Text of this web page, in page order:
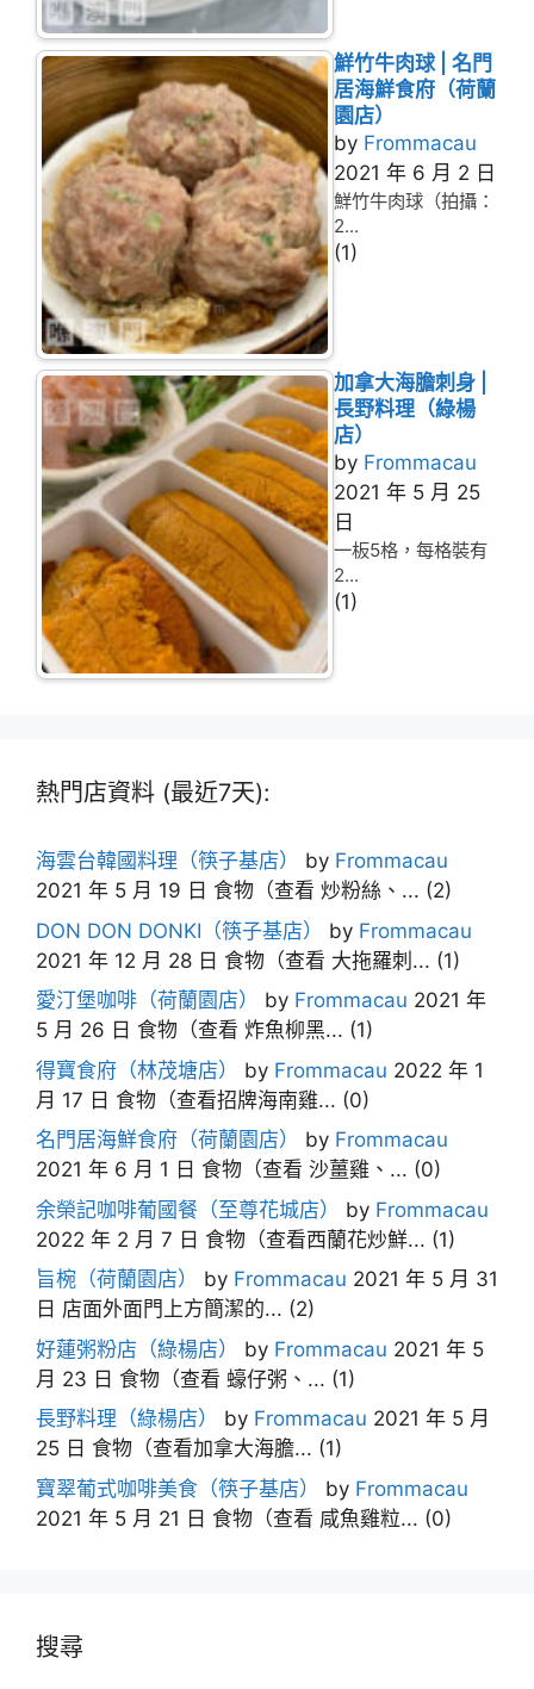
鮮竹牛肉球 | 名門
居海鮮食府（荷蘭
園店）
by Frommacau
2021 年 6 月 2 日
鮮竹牛肉球（拍攝：
2...
(1)
加拿大海膽刺身 |
長野料理（綠楊
店）
by Frommacau
2021 年 5 月 25
日
一板5格，每格裝有
2...
(1)
熱門店資料 (最近7天):
海雲台韓國料理（筷子基店） by Frommacau
2021 年 5 月 19 日 食物（查看 炒粉絲、... (2)
DON DON DONKI（筷子基店）
by Frommacau
2021 年 12 月 28 日 食物（查看 大拖羅刺... (1)
愛汀堡咖啡（荷蘭園店）
by Frommacau 2021 年
5 月 26 日 食物（查看 炸魚柳黑... (1)
得寶食府（林茂塘店）
by Frommacau 2022 年 1
月 17 日 食物（查看招牌海南雞... (0)
名門居海鮮食府（荷蘭園店）
by Frommacau
2021 年 6 月 1 日 食物（查看 沙薑雞、... (0)
余榮記咖啡葡國餐（至尊花城店）
by Frommacau
2022 年 2 月 7 日 食物（查看西蘭花炒鮮... (1)
旨椀（荷蘭園店）
by Frommacau 2021 年 5 月 31
日 店面外面門上方簡潔的... (2)
好蓮粥粉店（綠楊店）
by Frommacau 2021 年 5
月 23 日 食物（查看 蠔仔粥、... (1)
長野料理（綠楊店）
by Frommacau 2021 年 5 月
25 日 食物（查看加拿大海膽... (1)
寶翠葡式咖啡美食（筷子基店）
by Frommacau
2021 年 5 月 21 日 食物（查看 咸魚雞粒... (0)
搜尋